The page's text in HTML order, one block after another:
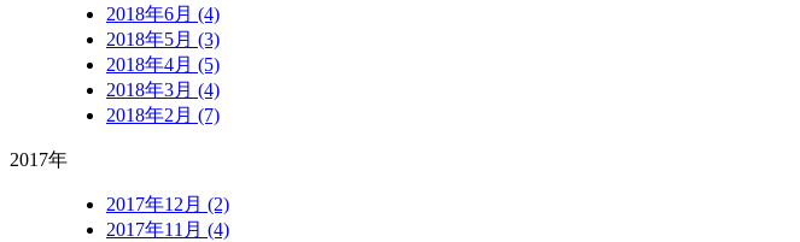
2018年6月 (4)
2018年5月 (3)
2018年4月 (5)
2018年3月 (4)
2018年2月 (7)
2017年
2017年12月 (2)
2017年11月 (4)